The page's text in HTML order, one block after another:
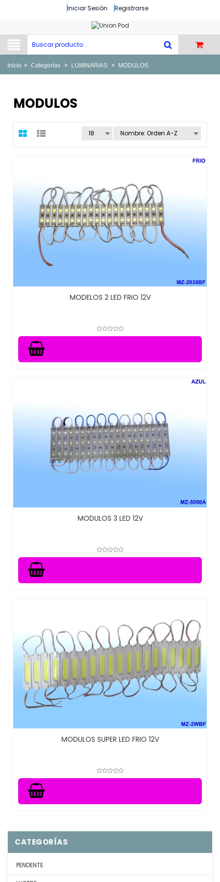
Iniciar Sesión Registrarse
Inicio » Categorías » LUMINARIAS » MODULOS
MODULOS
MODELOS 2 LED FRIO 12V
MODULOS 3 LED 12V
MODULOS SUPER LED FRIO 12V
CATEGORÍAS
PENDENTE